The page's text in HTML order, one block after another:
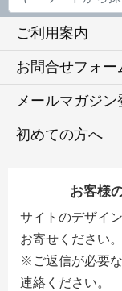
ご利用案内
お問合せフォー
メールマガジン
初めての方へ
お客様
サイトのデザイ
お寄せください。
※ご返信が必要
連絡ください。